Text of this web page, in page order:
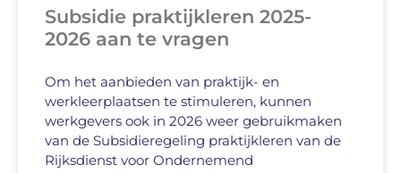
Subsidie praktijkleren 2025-
2026 aan te vragen
Om het aanbieden van praktijk- en
werkleerplaatsen te stimuleren, kunnen
werkgevers ook in 2026 weer gebruikmaken
van de Subsidieregeling praktijkleren van de
Rijksdienst voor Ondernemend